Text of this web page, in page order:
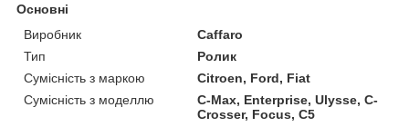
Основні
Виробник
Caffaro
Тип
Ролик
Сумісність з маркою
Citroen, Ford, Fiat
Сумісність з моделлю
C-Max, Enterprise, Ulysse, C-
Crosser, Focus, C5